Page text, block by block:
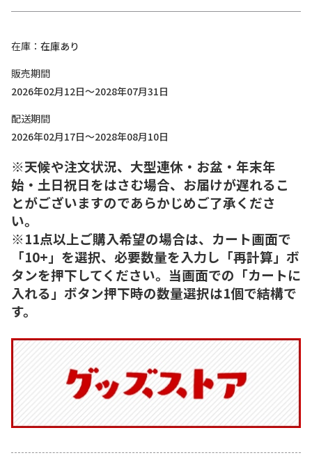
在庫
在庫あり
販売期間
2026年02月12日～2028年07月31日
配送期間
2026年02月17日～2028年08月10日
※天候や注文状況、大型連休・お盆・年末年
始・土日祝日をはさむ場合、お届けが遅れるこ
とがございますのであらかじめご了承くださ
い。
※11点以上ご購入希望の場合は、カート画面で
「10+」を選択、必要数量を入力し「再計算」ボ
タンを押下してください。当画面での「カートに
入れる」ボタン押下時の数量選択は1個で結構で
す。